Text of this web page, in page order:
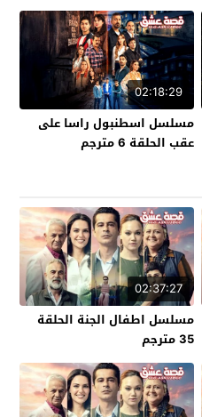
02:18:29
مسلسل اسطنبول راسا على
عقب الحلقة 6 مترجم
02:37:27
مسلسل اطفال الجنة الحلقة
35 مترجم